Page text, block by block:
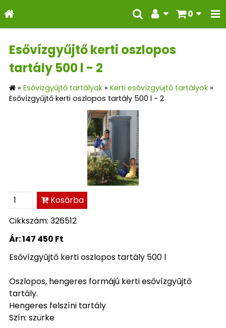
0
Esővízgyűjtő kerti oszlopos
tartály 500 l - 2
» Esővízgyűjtő tartályok » Kerti esővízgyüjtő tartályok »
Esővízgyűjtő kerti oszlopos tartály 500 l - 2
Kosárba
Cikkszám: 326512
Ár:147 450 Ft
Esővízgyűjtő kerti oszlopos tartály 500 l
Oszlopos, hengeres formájú kerti esővízgyűjtő
tartály.
Hengeres felszíni tartály
Szín: szürke